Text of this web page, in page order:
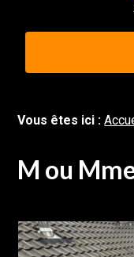
Vous êtes ici :
M ou